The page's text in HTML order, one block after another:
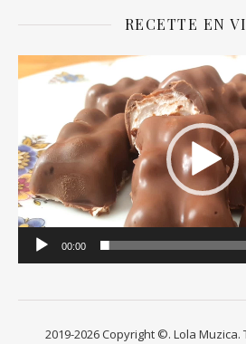
RECETTE EN
Lecteur
vidéo
00:00
2019-2026 Copyright ©. Lola